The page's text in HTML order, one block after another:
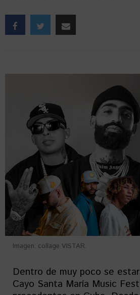
Imagen: collage VISTAR.
Dentro de muy poco se
Cayo Santa María Music